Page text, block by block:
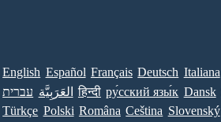
English Español Français Deutsch Italiana
עברית العَرَبِيَّة हिन्दी ру́сский язы́к Dansk
Türkçe Polski Româna Ceština Slovenský